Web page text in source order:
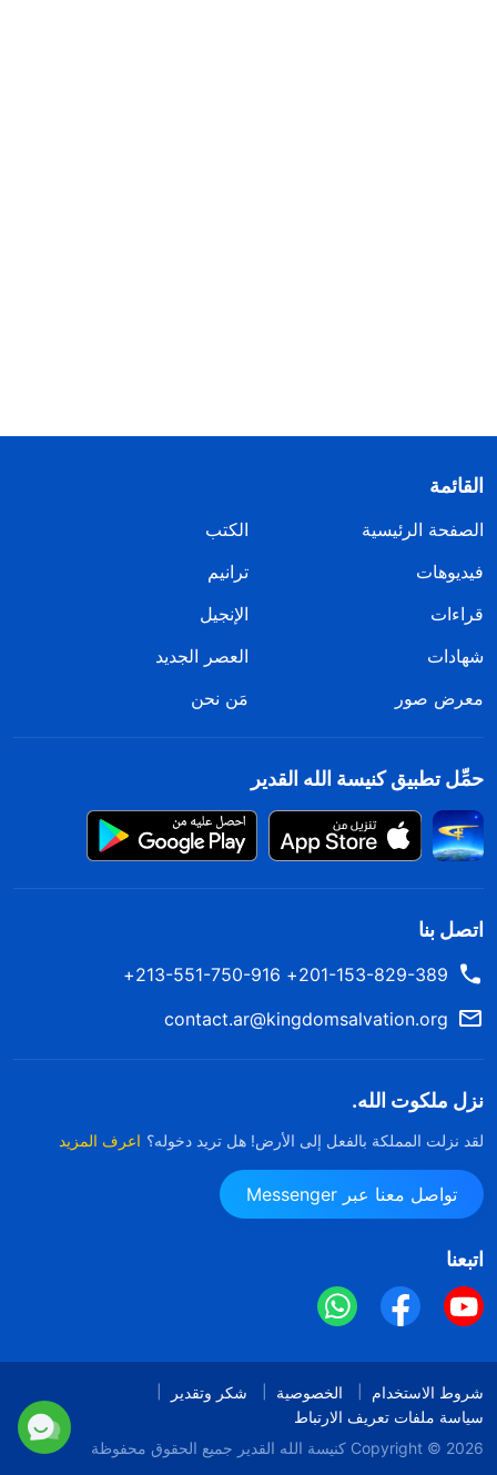
القائمة
الصفحة الرئيسية
الكتب
فيديوهات
ترانيم
قراءات
الإنجيل
شهادات
العصر الجديد
معرض صور
مَن نحن
حمِّل تطبيق كنيسة الله القدير
اتصل بنا
201-153-829-389+ 213-551-750-916+
contact.ar@kingdomsalvation.org
نزل ملكوت الله.
لقد نزلت المملكة بالفعل إلى الأرض! هل تريد دخوله؟ اعرف المزيد
تواصل معنا عبر Messenger
اتبعنا
شروط الاستخدام الخصوصية
شكر وتقدير
سياسة ملفات تعريف الارتباط
Copyright © 2026 كنيسة الله القدير جميع الحقوق محفوظة